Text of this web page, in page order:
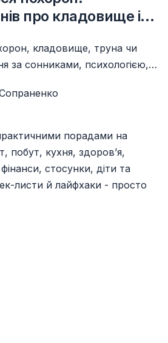
про кладовище і
кладовище, труна чи
за сонниками, психологією,
порадами на
побут, кухня, здоров’я,
стосунки, діти та
листи й лайфхаки - просто